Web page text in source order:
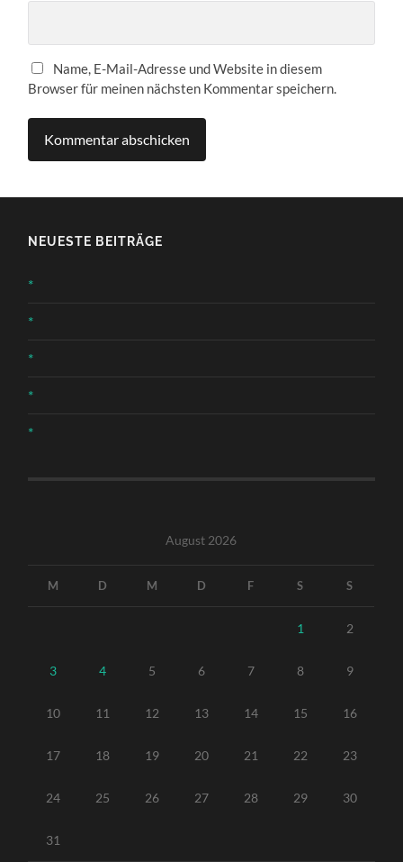
Name, E-Mail-Adresse und Website in diesem
Browser für meinen nächsten Kommentar speichern.
NEUESTE BEITRÄGE
*
*
*
*
*
August 2026
M D M D F S S
1 2
3 4 5 6 7 8 9
10 11 12 13 14 15 16
17 18 19 20 21 22 23
24 25 26 27 28 29 30
31